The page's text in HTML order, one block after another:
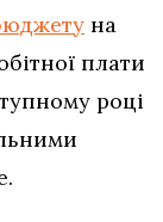
на
плати
році